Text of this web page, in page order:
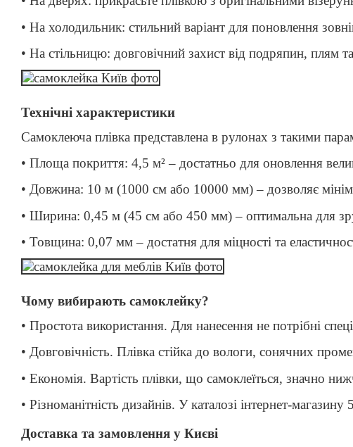
• На холодильник: стильний варіант для поновлення
• На стільницю: довговічний захист від подряпин, плям
Технічні характеристики
Самоклеюча плівка представлена ​​в рулонах з такими
• Площа покриття: 4,5 м² – достатньо для оновлення
• Довжина: 10 м (1000 см або 10000 мм) – дозволяє
• Ширина: 0,45 м (45 см або 450 мм) – оптимальна для
• Товщина: 0,07 мм – достатня для міцності та
Чому вибирають самоклейку?
• Простота використання. Для нанесення не потрібні
• Довговічність. Плівка стійка до вологи, сонячних
• Економія. Вартість плівки, що самоклеїться, значно
• Різноманітність дизайнів. У каталозі інтернет-
Доставка та замовлення у Києві